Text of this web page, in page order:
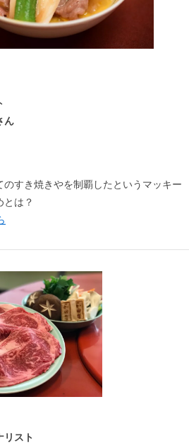
ん
のすき焼きやを制覇したというマッキー
とは？
リスト